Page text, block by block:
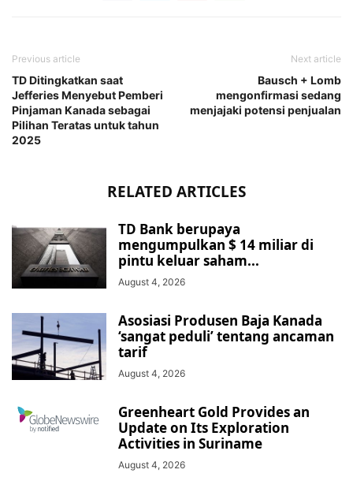
Previous article
TD Ditingkatkan saat
Jefferies Menyebut Pemberi
Pinjaman Kanada sebagai
Pilihan Teratas untuk tahun
2025
Next article
Bausch + Lomb
mengonfirmasi sedang
menjajaki potensi penjualan
RELATED ARTICLES
TD Bank berupaya
mengumpulkan $ 14 miliar di
pintu keluar saham...
August 4, 2026
Asosiasi Produsen Baja Kanada
‘sangat peduli’ tentang ancaman
tarif
August 4, 2026
Greenheart Gold Provides an
Update on Its Exploration
Activities in Suriname
August 4, 2026